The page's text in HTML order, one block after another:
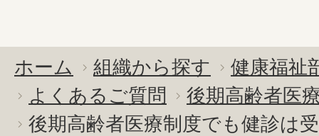
ホーム 組織から探す
健康福祉
よくあるご質問
後期高齢者医
後期高齢者医療制度でも健診は